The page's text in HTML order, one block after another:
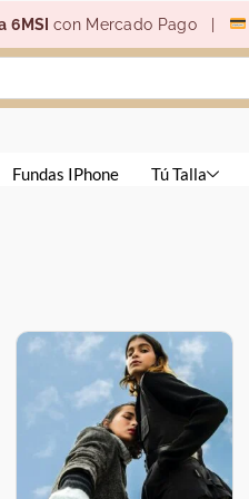
6MSIcon Mercado Pago |
Fundas IPhone Tú Talla